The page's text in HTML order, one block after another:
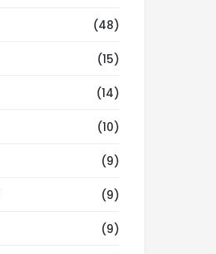
(48)
(15)
(14)
(10)
(9)
(9)
(9)